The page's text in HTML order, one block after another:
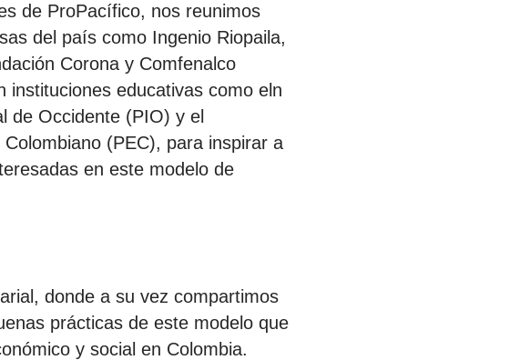
de ProPacífico, nos reunimos
del país como Ingenio Riopaila,
Corona y Comfenalco
instituciones educativas como eln
de Occidente (PIO) y el
(PEC), para inspirar a
en este modelo de
donde a su vez compartimos
prácticas de este modelo que
y social en Colombia.